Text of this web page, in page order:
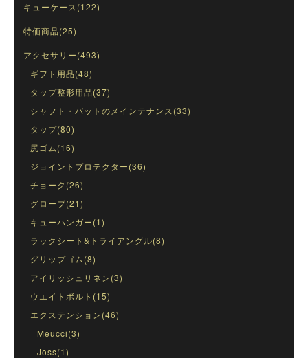
キューケース(122)
特価商品(25)
アクセサリー(493)
ギフト用品(48)
タップ整形用品(37)
シャフト・バットのメインテナンス(33)
タップ(80)
尻ゴム(16)
ジョイントプロテクター(36)
チョーク(26)
グローブ(21)
キューハンガー(1)
ラックシート&トライアングル(8)
グリップゴム(8)
アイリッシュリネン(3)
ウエイトボルト(15)
エクステンション(46)
Meucci(3)
Joss(1)